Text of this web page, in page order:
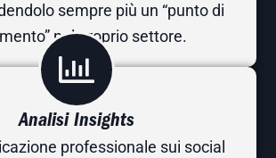
sempre più un “punto di
nel proprio settore.
Analisi Insights
professionale sui social